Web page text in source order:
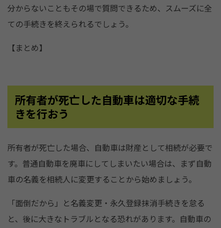
分からないこともその場で質問できるため、スムーズに全
ての手続きを終えられるでしょう。
【まとめ】
所有者が死亡した自動車は適切な手続
きを行おう
所有者が死亡した場合、自動車は財産として相続が必要で
す。普通自動車を廃車にしてしまいたい場合は、まず自動
車の名義を相続人に変更することから始めましょう。
「面倒だから」と名義変更・永久登録抹消手続きを怠る
と、後に大きなトラブルとなる恐れがあります。自動車の